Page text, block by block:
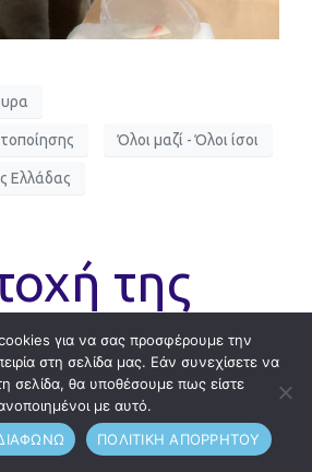
Όλοι μαζί - Όλοι ίσοι
Ελλάδας
της
Παιδείας”
“Όλοι
για να σας προσφέρουμε την
στη σελίδα μας. Εάν συνεχίσετε να
σελίδα, θα υποθέσουμε πως είστε
με αυτό.
ΠΟΛΙΤΙΚΗ ΑΠΟΡΡΗΤΟΥ